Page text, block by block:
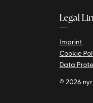
Legal
—
Imprint
Cookie
Data
© 2026